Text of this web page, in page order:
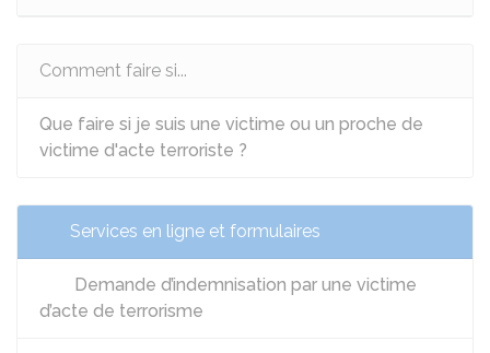
Comment faire si...
Que faire si je suis une victime ou un proche de
victime d'acte terroriste ?
Services en ligne et formulaires
Demande d’indemnisation par une victime
d’acte de terrorisme